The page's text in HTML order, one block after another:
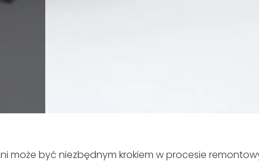
może być niezbędnym krokiem w procesie